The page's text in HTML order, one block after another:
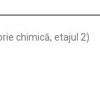
chimică, etajul 2)